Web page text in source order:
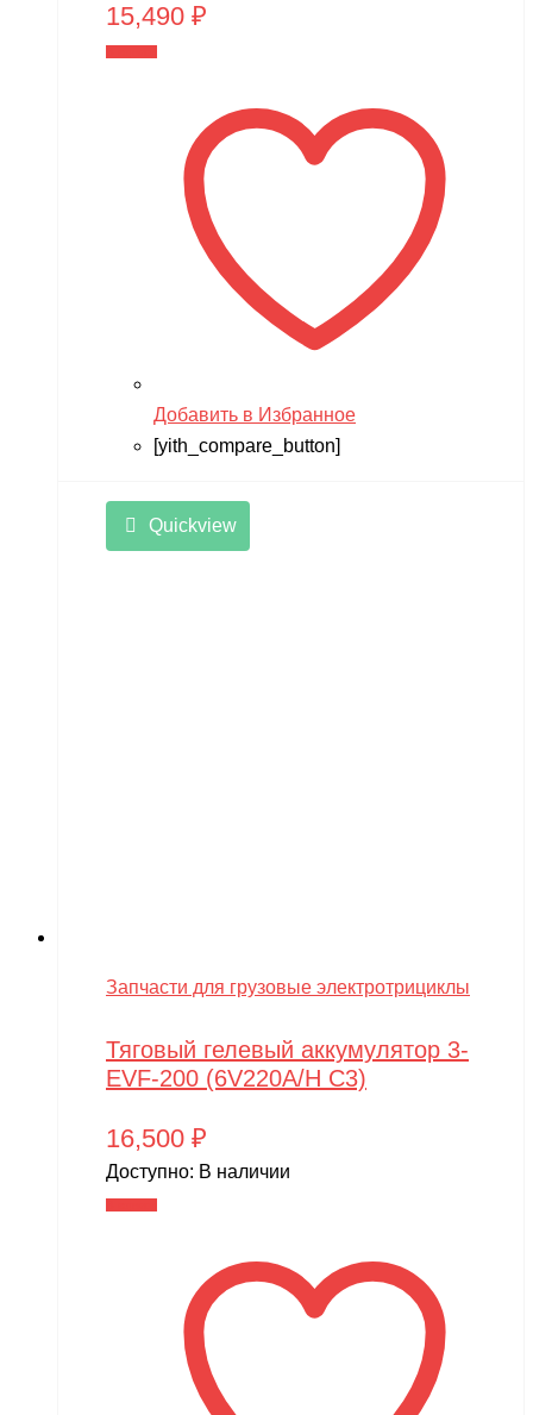
15,490 ₽
Добавить в Избранное
[yith_compare_button]
Quickview
Запчасти для грузовые электротрициклы
Тяговый гелевый аккумулятор 3-
EVF-200 (6V220A/H C3)
16,500 ₽
Доступно: В наличии